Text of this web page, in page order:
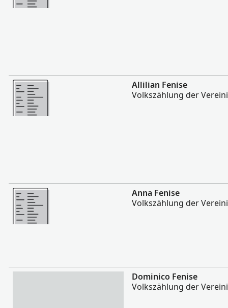
Mehr
Allilian Fenise
Volkszählung der
Mehr
Anna Fenise
Volkszählung der
Mehr
Dominico Fenise
Volkszählung der